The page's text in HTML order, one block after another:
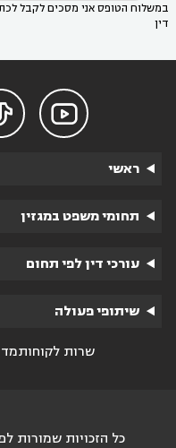
במשלוח הטופס אני מסכים לקבל
דין

ראשי
תחומי משפט במגזין
עורכי דין לפי תחום
שיתופי פעולה
שרות לקוחות
כל הזכויות שמורות